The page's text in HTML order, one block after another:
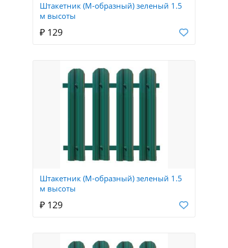
Штакетник (М-образный) зеленый 1.5
м высоты
₽ 129
Штакетник (М-образный) зеленый 1.5
м высоты
₽ 129